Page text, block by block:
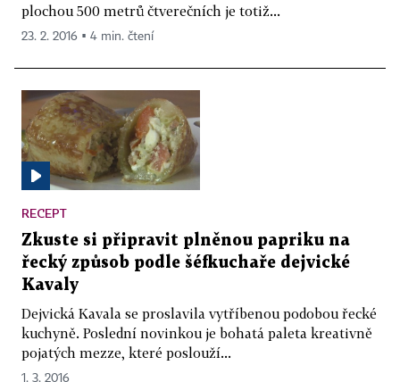
plochou 500 metrů čtverečních je totiž...
23. 2. 2016 ▪ 4 min. čtení
RECEPT
Zkuste si připravit plněnou papriku na
řecký způsob podle šéfkuchaře dejvické
Kavaly
Dejvická Kavala se proslavila vytříbenou podobou řecké
kuchyně. Poslední novinkou je bohatá paleta kreativně
pojatých mezze, které poslouží...
1. 3. 2016